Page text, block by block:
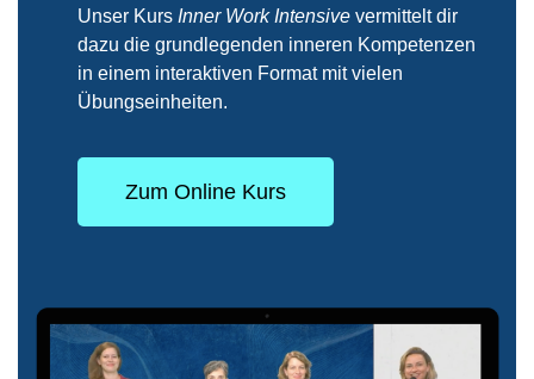
Unser Kurs Inner Work Intensive vermittelt dir
dazu die grundlegenden inneren Kompetenzen
in einem interaktiven Format mit vielen
Übungseinheiten.
Zum Online Kurs